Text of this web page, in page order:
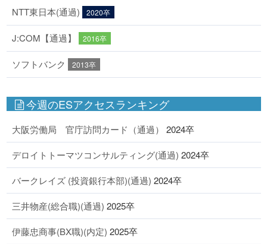
NTT東日本(通過) 2020卒
J:COM【通過】 2016卒
ソフトバンク 2013卒
今週のESアクセスランキング
大阪労働局 官庁訪問カード（通過） 2024卒
デロイトトーマツコンサルティング(通過) 2024卒
バークレイズ (投資銀行本部)(通過) 2024卒
三井物産(総合職)(通過) 2025卒
伊藤忠商事(BX職)(内定) 2025卒